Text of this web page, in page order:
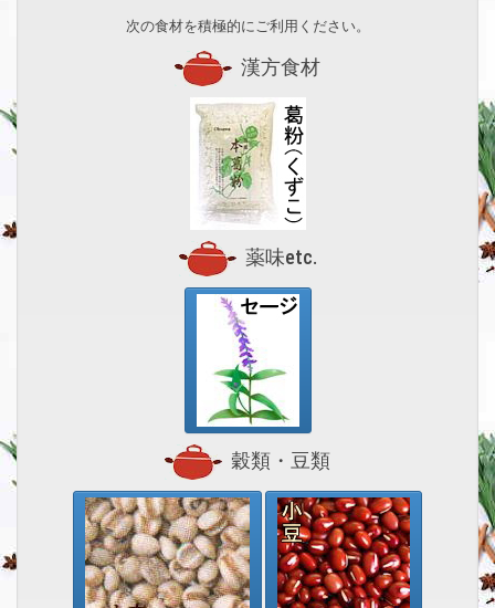
次の食材を積極的にご利用ください。
漢方食材
薬味etc.
穀類・豆類